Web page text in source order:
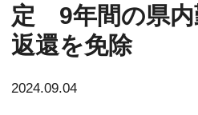
定 9年間の県内
返還を免除
2024.09.04